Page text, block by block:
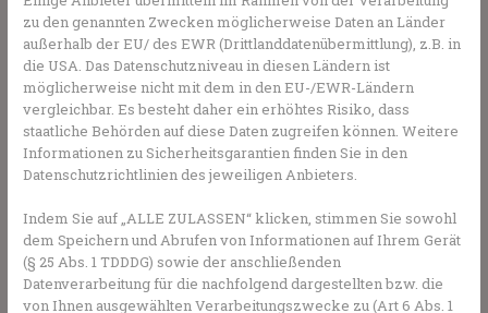
Entzündungen führen. Bereits Kinder nehmen oft zu viel
Zucker zu sich, manchmal ohne, dass sie es merken. Denn
in Obst und Säften ist viel Zucker enthalten, manchem
Lebensmittel für Kinder wird Zucker in Form von Honig
oder Sirup zugesetzt. Deshalb rät die
Weltgesundheitsorganisation WHO schon bei Kindern zu
einer Aufnahme von zugesetztem Zucker von maximal 30
Gramm Zucker pro Tag, das entspricht sechs Teelöffeln.
Sie haben Fragen zu Zucker oder Ernährung im
Allgemeinen? Gesundheits-Experten und -
Expertinnen aus Ihrer Region beraten Sie
zu den genannten Zwecken möglicherweise Daten an Länder
außerhalb der EU/ des EWR (Drittlanddatenübermittlung), z.B. in
die USA. Das Datenschutzniveau in diesen Ländern ist
möglicherweise nicht mit dem in den EU-/EWR-Ländern
vergleichbar. Es besteht daher ein erhöhtes Risiko, dass
staatliche Behörden auf diese Daten zugreifen können. Weitere
Informationen zu Sicherheitsgarantien finden Sie in den
Datenschutzrichtlinien des jeweiligen Anbieters.
Indem Sie auf „ALLE ZULASSEN“ klicken, stimmen Sie sowohl
dem Speichern und Abrufen von Informationen auf Ihrem Gerät
(§ 25 Abs. 1 TDDDG) sowie der anschließenden
Datenverarbeitung für die nachfolgend dargestellten bzw. die
von Ihnen ausgewählten Verarbeitungszwecke zu (Art 6 Abs. 1